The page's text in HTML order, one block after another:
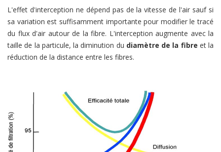
L'effet d'interception ne dépend pas de la vitesse de l'air sauf si
sa variation est suffisamment importante pour modifier le tracé
du flux d'air autour de la fibre. L'interception augmente avec la
taille de la particule, la diminution du diamètre de la fibre et la
réduction de la distance entre les fibres.